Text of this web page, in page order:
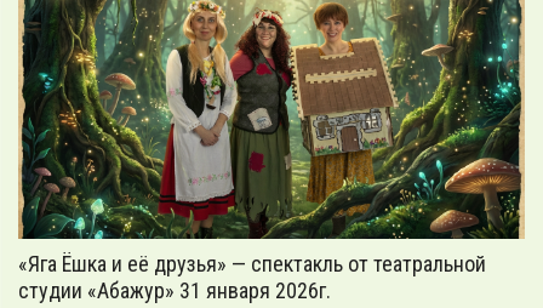
«Яга Ёшка и её друзья» — спектакль от театральной
студии «Абажур» 31 января 2026г.